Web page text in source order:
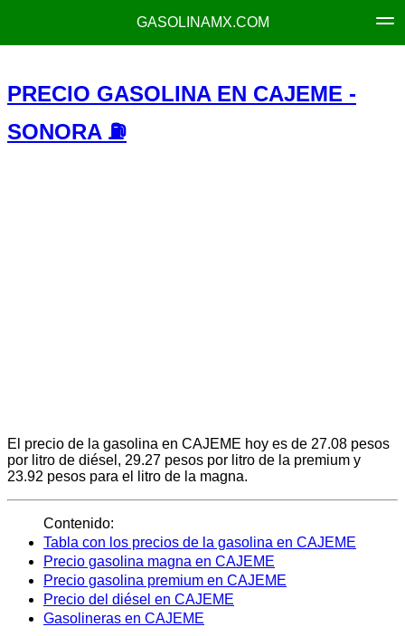
GASOLINAMX.COM
PRECIO GASOLINA EN CAJEME -
SONORA ⛽
El precio de la gasolina en CAJEME hoy es de 27.08 pesos
por litro de diésel, 29.27 pesos por litro de la premium y
23.92 pesos para el litro de la magna.
Contenido:
Tabla con los precios de la gasolina en CAJEME
Precio gasolina magna en CAJEME
Precio gasolina premium en CAJEME
Precio del diésel en CAJEME
Gasolineras en CAJEME